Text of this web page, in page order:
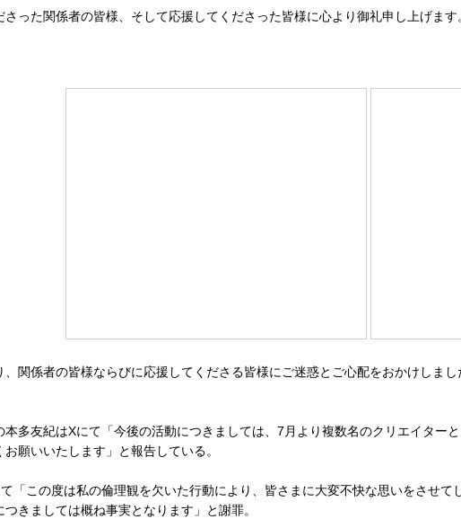
った関係者の皆様、そして応援してくださった皆様に心より御礼申し上げま
関係者の皆様ならびに応援してくださる皆様にご迷惑とご心配をおかけしま
多友紀はXにて「今後の活動につきましては、7月より複数名のクリエイター
願いいたします」と報告している。
「この度は私の倫理観を欠いた行動により、皆さまに大変不快な思いをさせ
きましては概ね事実となります」と謝罪。